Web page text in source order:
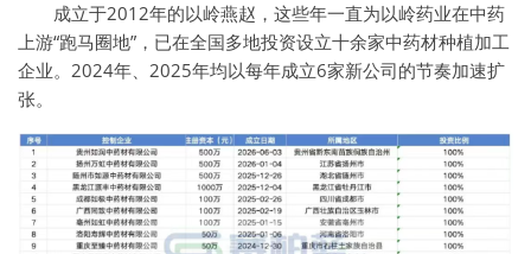
成立于2012年的以岭燕赵，这些年一直为以岭药业在中药
上游“跑马圈地”，已在全国多地投资设立十余家中药材种植加工
企业。2024年、2025年均以每年成立6家新公司的节奏加速扩
张。